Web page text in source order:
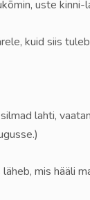
uste kinni-
kuid siis
lahti,
mis hääli